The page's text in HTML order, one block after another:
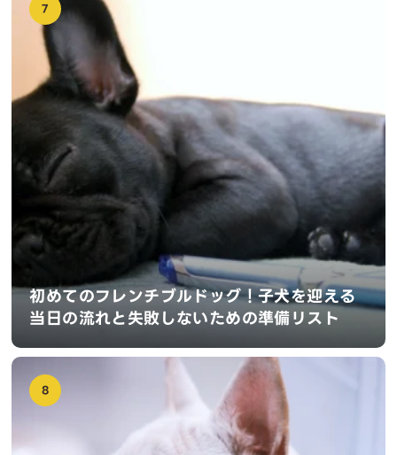
7
初めてのフレンチブルドッグ！子犬を迎える
当日の流れと失敗しないための準備リスト
8